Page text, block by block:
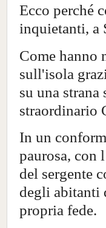
Ecco perché
inquietanti, a
Come hanno
sull'isola
su una
straordinario
In un
paurosa, con
del sergente
degli abitanti
propria fede.